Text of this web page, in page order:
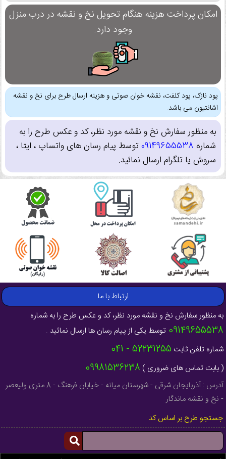
امکان پرداخت هزینه هنگام تحویل نخ و نقشه در درب منزل
وجود دارد.
پود نازک، پود کلفت، نقشه خوان صوتی و هزینه ارسال طرح برای نخ و نقشه
اشانتیون می باشد.
به منظور سفارش نخ و نقشه مورد نظر، کد و عکس طرح را به
شماره 09149655538توسط پیام رسان های واتساپ ، ایتا ،
سروش یا تلگرام ارسال نمائید.
ارتباط با ما
به منظور سفارش نخ و نقشه مورد نظر، کد و عکس طرح را به شماره
09149655538 توسط یکی از پیام رسان ها ارسال نمائید .
شماره تلفن ثابت 52231255 - 041
( بابت تماس های ضروری ) 09981536238
آدرس : آذربایجان شرقی - شهرستان میانه - خیابان فرهنگ - 8 متری ولیعصر
- نخ و نقشه ماندگار
جستجو طرح بر اساس کد